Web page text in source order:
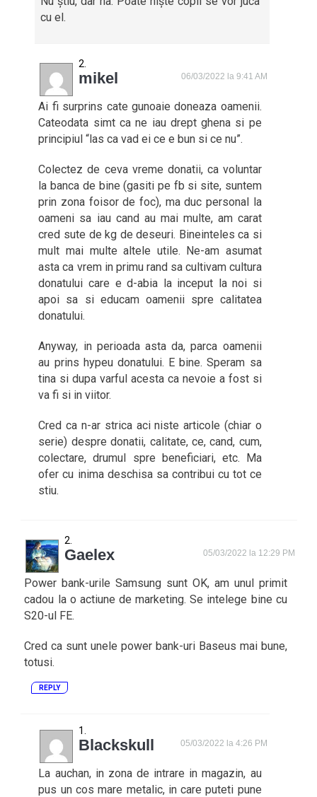
cu el.
mikel 06/03/2022 la 9:41 AM
Ai fi surprins cate gunoaie doneaza oamenii.
Cateodata simt ca ne iau drept ghena si pe
principiul “las ca vad ei ce e bun si ce nu”.
Colectez de ceva vreme donatii, ca voluntar
la banca de bine (gasiti pe fb si site, suntem
prin zona foisor de foc), ma duc personal la
oameni sa iau cand au mai multe, am carat
cred sute de kg de deseuri. Bineinteles ca si
mult mai multe altele utile. Ne-am asumat
asta ca vrem in primu rand sa cultivam cultura
donatului care e d-abia la inceput la noi si
apoi sa si educam oamenii spre calitatea
donatului.
Anyway, in perioada asta da, parca oamenii
au prins hypeu donatului. E bine. Speram sa
tina si dupa varful acesta ca nevoie a fost si
va fi si in viitor.
Cred ca n-ar strica aci niste articole (chiar o
serie) despre donatii, calitate, ce, cand, cum,
colectare, drumul spre beneficiari, etc. Ma
ofer cu inima deschisa sa contribui cu tot ce
stiu.
Gaelex 05/03/2022 la 12:29 PM
Power bank-urile Samsung sunt OK, am unul primit
cadou la o actiune de marketing. Se intelege bine cu
S20-ul FE.
Cred ca sunt unele power bank-uri Baseus mai bune,
totusi.
REPLY
Blackskull 05/03/2022 la 4:26 PM
La auchan, in zona de intrare in magazin, au
pus un cos mare metalic, in care puteti pune